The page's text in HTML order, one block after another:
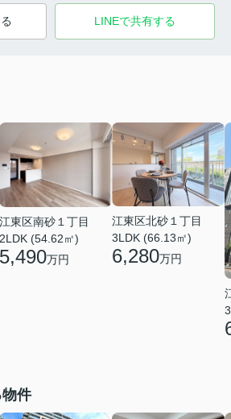
LINEで共有する
江東区南砂１丁目
2LDK (54.62㎡)
5,490万円
江東区北砂１丁目
3LDK (66.13㎡)
6,280万円
件